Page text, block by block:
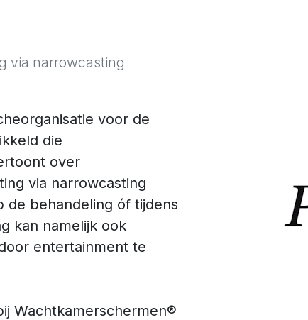
via narrowcasting
voor de
die
over
via narrowcasting
behandeling óf tijdens
kan namelijk ook
entertainment te
Wachtkamerschermen®